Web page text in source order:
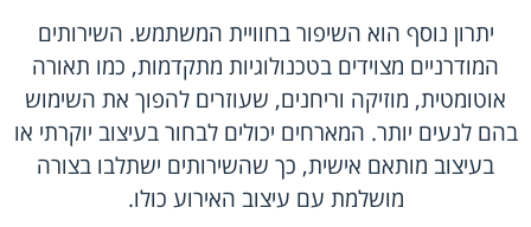
יתרון נוסף הוא השיפור בחוויית המשתמש. השירותים
המודרניים מצוידים בטכנולוגיות מתקדמות, כמו תאורה
אוטומטית, מוזיקה וריחנים, שעוזרים להפוך את השימוש
בהם לנעים יותר. המארחים יכולים לבחור בעיצוב יוקרתי או
בעיצוב מותאם אישית, כך שהשירותים ישתלבו בצורה
מושלמת עם עיצוב האירוע כולו.